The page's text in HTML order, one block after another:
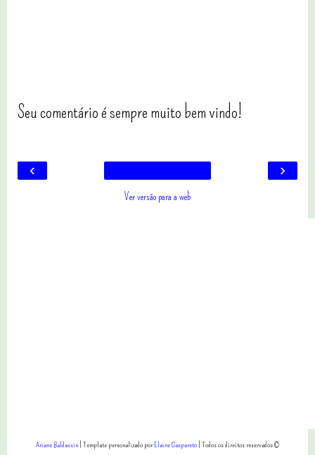
Seu comentário é sempre muito bem vindo!
‹ ›
Ver versão para a web
Ariane Baldassin| Template personalizado porElaine Gaspareto| Todos os direitos reservados ©